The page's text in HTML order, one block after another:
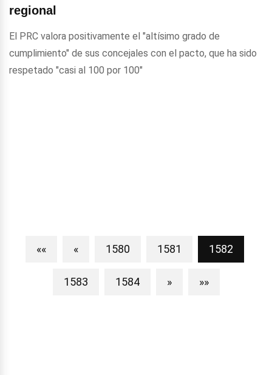
regional
El PRC valora positivamente el "altísimo grado de
cumplimiento" de sus concejales con el pacto, que ha sido
respetado "casi al 100 por 100"
«« « 1580 1581 1582
1583 1584 » »»